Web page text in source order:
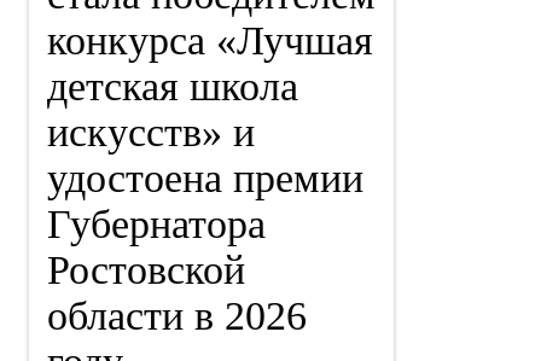
конкурса «Лучшая
детская школа
искусств» и
удостоена премии
Губернатора
Ростовской
области в 2026